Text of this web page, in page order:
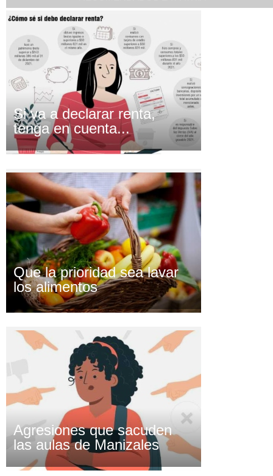
Si va a declarar renta,
tenga en cuenta...
Que la prioridad sea lavar
los alimentos
Agresiones que sacuden
las aulas de Manizales